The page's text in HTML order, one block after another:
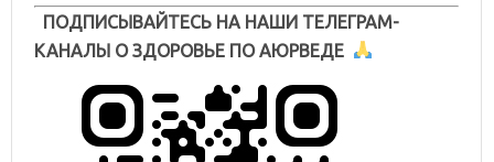
ПОДПИСЫВАЙТЕСЬ НА НАШИ ТЕЛЕГРАМ-
КАНАЛЫ О ЗДОРОВЬЕ ПО АЮРВЕДЕ